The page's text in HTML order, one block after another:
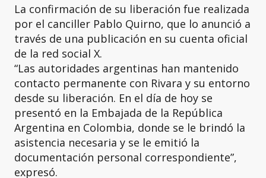
La confirmación de su liberación fue realizada
por el canciller Pablo Quirno, que lo anunció a
través de una publicación en su cuenta oficial
de la red social X.
“Las autoridades argentinas han mantenido
contacto permanente con Rivara y su entorno
desde su liberación. En el día de hoy se
presentó en la Embajada de la República
Argentina en Colombia, donde se le brindó la
asistencia necesaria y se le emitió la
documentación personal correspondiente”,
expresó.